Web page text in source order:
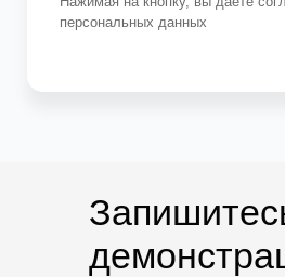
персональных данных